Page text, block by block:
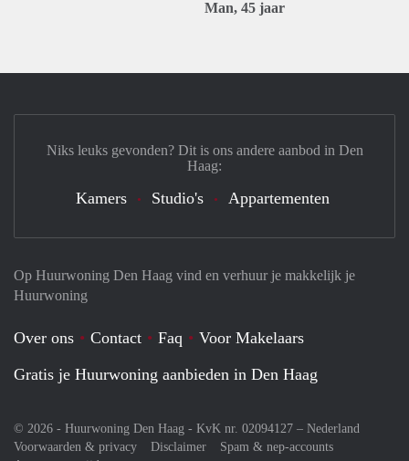
Man, 45 jaar
Op Huurwoning Den Haag vind en verhuur je makkelijk je
Huurwoning
Over ons Contact Faq
Voor Makelaars
Gratis je Huurwoning aanbieden in Den Haag
© 2026 - Huurwoning Den Haag - KvK nr. 02094127 – Nederland
Voorwaarden & privacy
Disclaimer
Spam & nep-accounts
Niks leuks gevonden? Dit is ons andere aanbod in Den
Haag:
Kamers Studio's Appartementen